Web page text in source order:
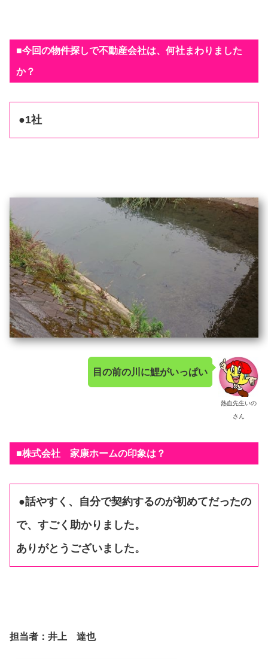
■今回の物件探しで不動産会社は、何社まわりました
か？
●1社
熱血先生いの
さん
目の前の川に鯉がいっぱい
■株式会社 家康ホームの印象は？
●話やすく、自分で契約するのが初めてだったの
で、すごく助かりました。
ありがとうございました。
担当者：井上 達也